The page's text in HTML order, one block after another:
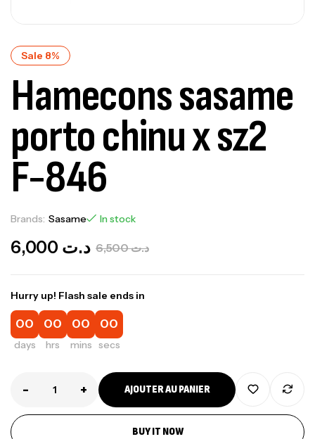
Sale 8%
Hamecons sasame
porto chinu x sz2
F-846
Brands: Sasame In stock
د.ت6,500 د.ت
Hurry up! Flash sale ends in
00
days
00
hrs
00
mins
00
secs
- + AJOUTER AU PANIER
BUY IT NOW